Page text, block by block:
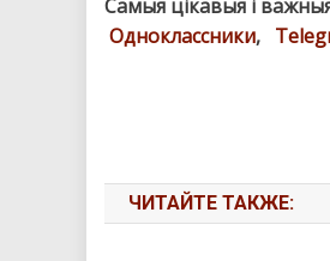
Самыя цікавыя і
Одноклассники,
ЧИТАЙТЕ ТАКЖЕ: